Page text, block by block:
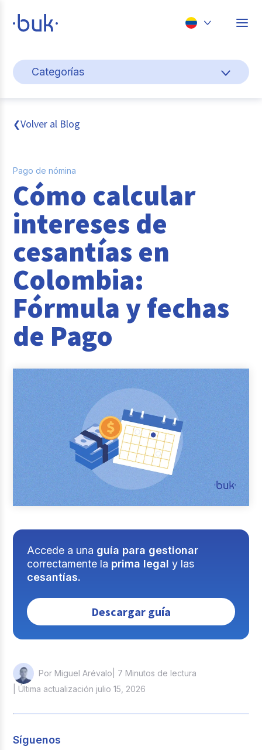
Perú
Categorías
Cultura y bienestar laboral
Gestión de personas
Pago de nómina
Buk
Transformación digital
Tendencias y Data
Reclutamiento y Selección
Casos de éxito
Columna del Experto
Entrevistas
❮Volver al Blog
Pago de nómina
Cómo calcular
intereses de
cesantías en
Colombia:
Fórmula y fechas
de Pago
Accede a una guía para gestionar
correctamente la prima legal y las
cesantías.
Descargar guía
Por Miguel Arévalo | 7 Minutos de lectura
| Última actualización julio 15, 2026
Síguenos